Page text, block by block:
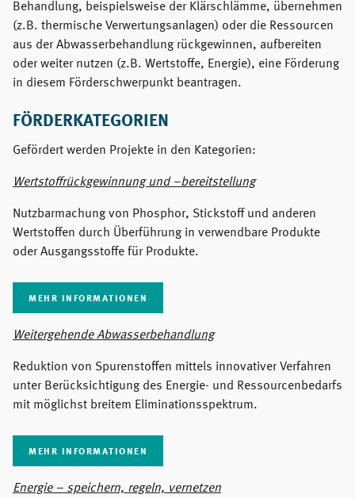
Behandlung, beispielsweise der Klärschlämme, übernehmen
(z.B. thermische Verwertungsanlagen) oder die Ressourcen
aus der Abwasserbehandlung rückgewinnen, aufbereiten
oder weiter nutzen (z.B. Wertstoffe, Energie), eine Förderung
in diesem Förderschwerpunkt beantragen.
FÖRDERKATEGORIEN
Gefördert werden Projekte in den Kategorien:
Wertstoffrückgewinnung und –bereitstellung
Nutzbarmachung von Phosphor, Stickstoff und anderen
Wertstoffen durch Überführung in verwendbare Produkte
oder Ausgangsstoffe für Produkte.
MEHR INFORMATIONEN
Weitergehende Abwasserbehandlung
Reduktion von Spurenstoffen mittels innovativer Verfahren
unter Berücksichtigung des Energie- und Ressourcenbedarfs
mit möglichst breitem Eliminationsspektrum.
MEHR INFORMATIONEN
Energie – speichern, regeln, vernetzen